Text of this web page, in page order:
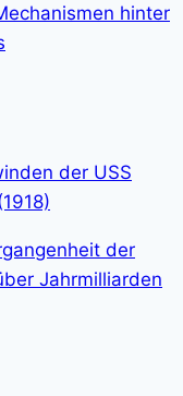
hinter
der USS
der
Jahrmilliarden